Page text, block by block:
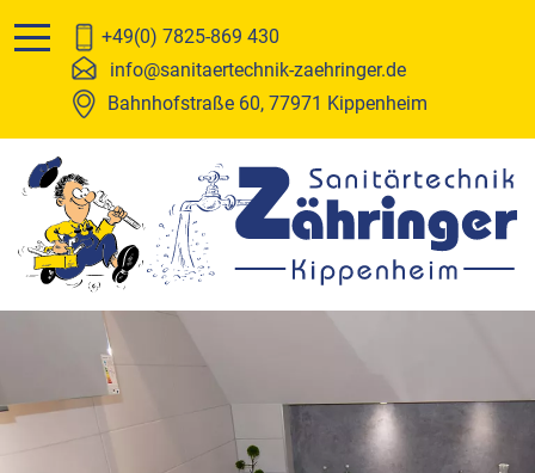
+49(0) 7825-869 430
info@sanitaertechnik-zaehringer.de
Bahnhofstraße 60, 77971 Kippenheim
Leistungen
Sanitär
Baublechnerei
Wasseraufbereitung
Über uns